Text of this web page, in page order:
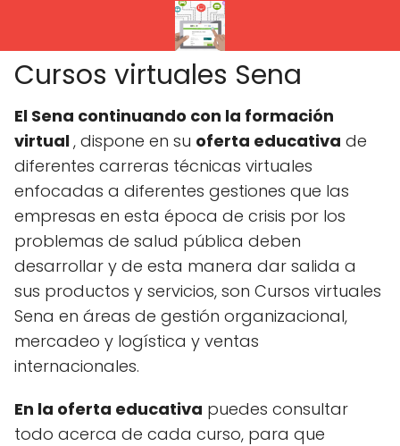
Cursos virtuales Sena
El Sena continuando con la formación
virtual, dispone en su oferta educativa de
diferentes carreras técnicas virtuales
enfocadas a diferentes gestiones que las
empresas en esta época de crisis por los
problemas de salud pública deben
desarrollar y de esta manera dar salida a
sus productos y servicios, son Cursos virtuales
Sena en áreas de gestión organizacional,
mercadeo y logística y ventas
internacionales.
En la oferta educativa puedes consultar
todo acerca de cada curso, para que